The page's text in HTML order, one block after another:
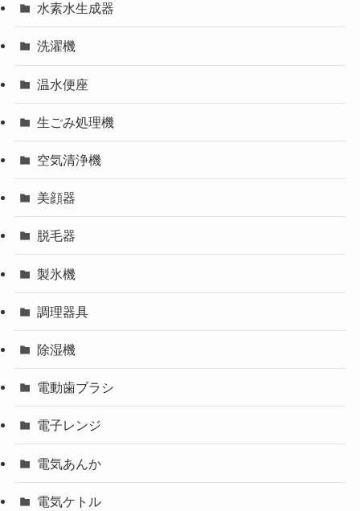
水素水生成器
洗濯機
温水便座
生ごみ処理機
空気清浄機
美顔器
脱毛器
製氷機
調理器具
除湿機
電動歯ブラシ
電子レンジ
電気あんか
電気ケトル